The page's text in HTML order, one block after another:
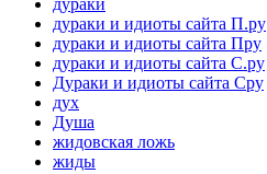
дураки и идиоты сайта П.ру
дураки и идиоты сайта Пру
дураки и идиоты сайта С.ру
Дураки и идиоты сайта Сру
дух
Душа
жидовская ложь
жиды